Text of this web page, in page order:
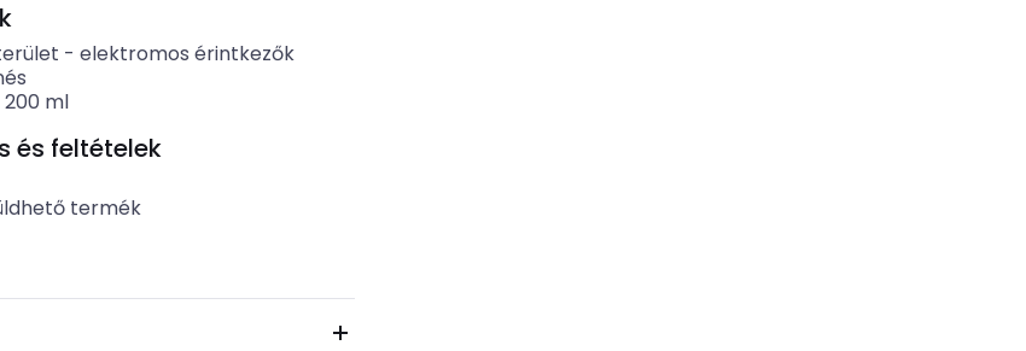
- elektromos érintkezők
200 ml
és feltételek
termék